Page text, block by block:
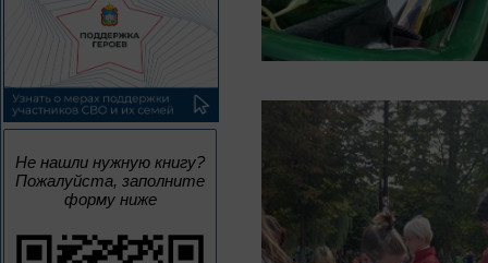
Не нашли нужную книгу?
Пожалуйста, заполните
форму ниже